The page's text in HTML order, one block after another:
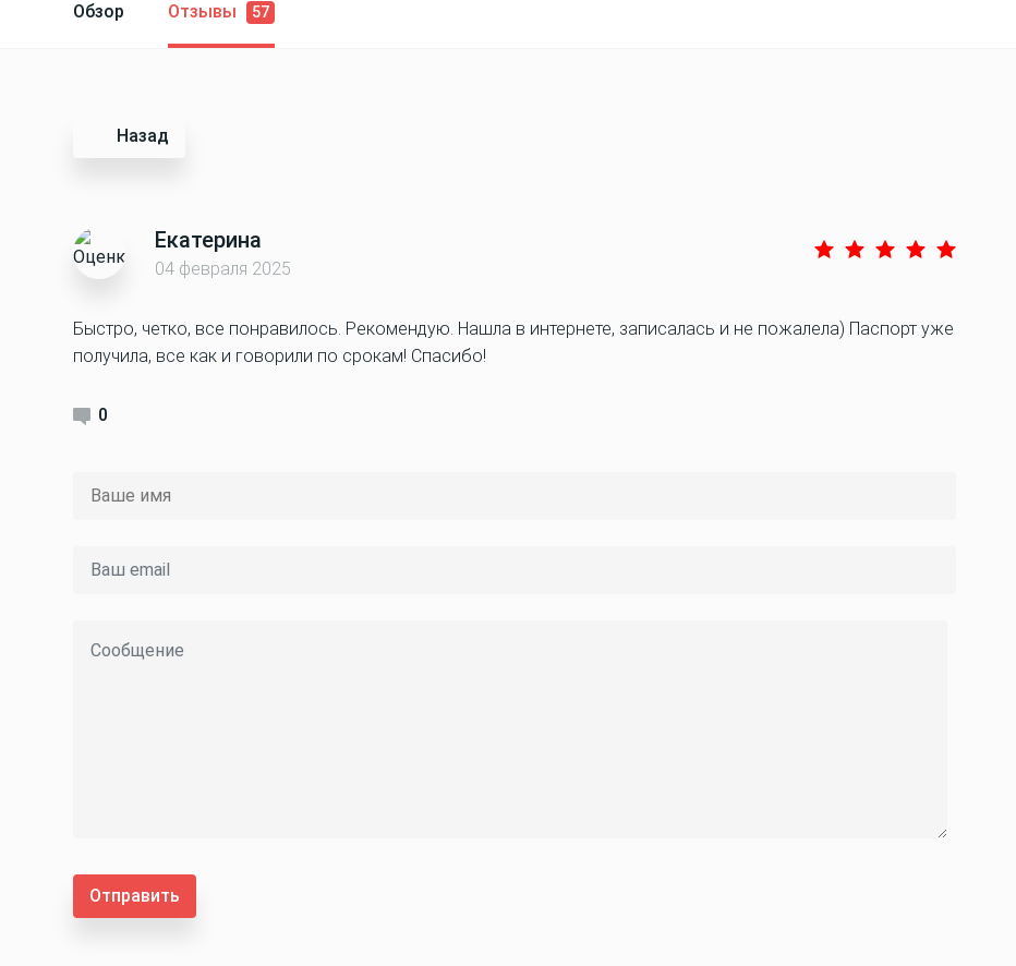
Обзор Отзывы 57
Назад
Екатерина
04 февраля 2025
Быстро, четко, все понравилось. Рекомендую. Нашла в интернете, записалась и не пожалела) Паспорт уже
получила, все как и говорили по срокам! Спасибо!
0
Отправить